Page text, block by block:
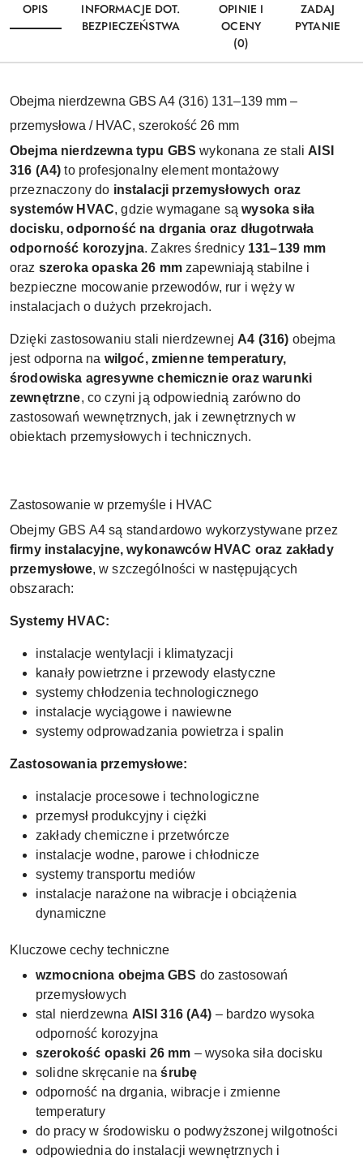
OPIS
INFORMACJE DOT.
BEZPIECZEŃSTWA
OPINIE I
OCENY
(0)
ZADAJ
PYTANIE
Obejma nierdzewna GBS A4 (316) 131–139 mm –
przemysłowa / HVAC, szerokość 26 mm
Obejma nierdzewna typu GBS wykonana ze stali AISI
316 (A4) to profesjonalny element montażowy
przeznaczony do instalacji przemysłowych oraz
systemów HVAC, gdzie wymagane sąwysoka siła
docisku, odporność na drgania oraz długotrwała
odporność korozyjna. Zakres średnicy 131–139 mm
oraz szeroka opaska 26 mm zapewniają stabilne i
bezpieczne mocowanie przewodów, rur i węży w
instalacjach o dużych przekrojach.
Dzięki zastosowaniu stali nierdzewnej A4 (316) obejma
jest odporna na wilgoć, zmienne temperatury,
środowiska agresywne chemicznie oraz warunki
zewnętrzne, co czyni ją odpowiednią zarówno do
zastosowań wewnętrznych, jak i zewnętrznych w
obiektach przemysłowych i technicznych.
Zastosowanie w przemyśle i HVAC
Obejmy GBS A4 są standardowo wykorzystywane przez
firmy instalacyjne, wykonawców HVAC oraz zakłady
przemysłowe, w szczególności w następujących
obszarach:
Systemy HVAC:
instalacje wentylacji i klimatyzacji
kanały powietrzne i przewody elastyczne
systemy chłodzenia technologicznego
instalacje wyciągowe i nawiewne
systemy odprowadzania powietrza i spalin
Zastosowania przemysłowe:
instalacje procesowe i technologiczne
przemysł produkcyjny i ciężki
zakłady chemiczne i przetwórcze
instalacje wodne, parowe i chłodnicze
systemy transportu mediów
instalacje narażone na wibracje i obciążenia
dynamiczne
Kluczowe cechy techniczne
wzmocniona obejma GBS do zastosowań
przemysłowych
stal nierdzewna AISI 316 (A4) – bardzo wysoka
odporność korozyjna
szerokość opaski 26 mm – wysoka siła docisku
solidne skręcanie naśrubę
odporność na drgania, wibracje i zmienne
temperatury
do pracy w środowisku o podwyższonej wilgotności
odpowiednia do instalacji wewnętrznych i